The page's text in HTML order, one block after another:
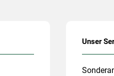
Unser